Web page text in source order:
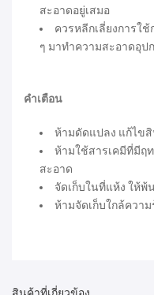
สะอาดอยู่เสมอ
ควรหลีกเลี่ยงการใ
ๆ มาทำความสะอาดอุ
คำเตือน
ห้ามดัดแปลง แก้ไข
ห้ามใช้สารเคมีที่มีฤ
สะอาด
จัดเก็บในที่แห้ง ให้พ้
ห้ามจัดเก็บใกล้ควา